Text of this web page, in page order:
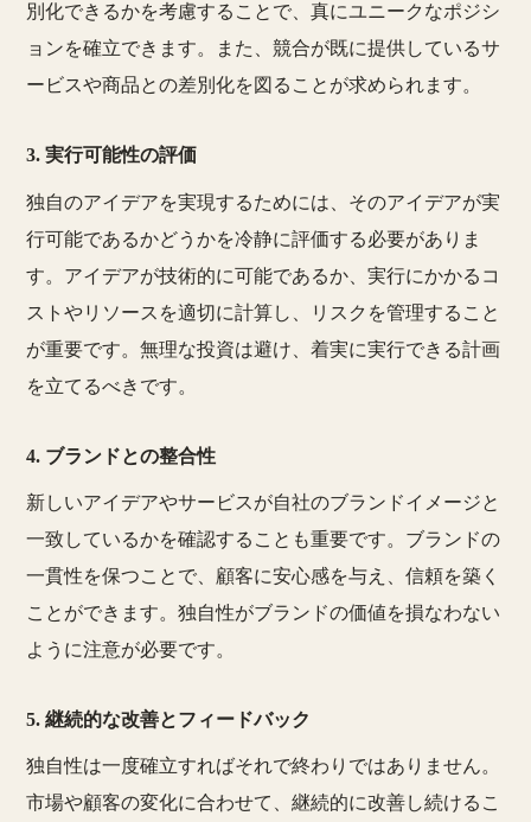
別化できるかを考慮することで、真にユニークなポジシ
ョンを確立できます。また、競合が既に提供しているサ
ービスや商品との差別化を図ることが求められます。
3. 実行可能性の評価
独自のアイデアを実現するためには、そのアイデアが実
行可能であるかどうかを冷静に評価する必要がありま
す。アイデアが技術的に可能であるか、実行にかかるコ
ストやリソースを適切に計算し、リスクを管理すること
が重要です。無理な投資は避け、着実に実行できる計画
を立てるべきです。
4. ブランドとの整合性
新しいアイデアやサービスが自社のブランドイメージと
一致しているかを確認することも重要です。ブランドの
一貫性を保つことで、顧客に安心感を与え、信頼を築く
ことができます。独自性がブランドの価値を損なわない
ように注意が必要です。
5. 継続的な改善とフィードバック
独自性は一度確立すればそれで終わりではありません。
市場や顧客の変化に合わせて、継続的に改善し続けるこ